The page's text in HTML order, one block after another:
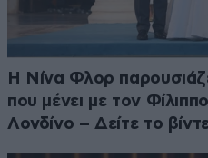
Η Νίνα Φλορ
που μένει με τον
Λονδίνο – Δείτε το